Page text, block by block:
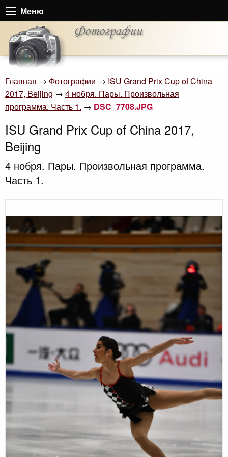
Меню
Главная → Фотографии → ISU Grand Prix Cup of China
2017, Beijing → 4 нобря. Пары. Произвольная
программа. Часть 1. → DSC_7708.JPG
ISU Grand Prix Cup of China 2017,
Beijing
4 нобря. Пары. Произвольная программа.
Часть 1.